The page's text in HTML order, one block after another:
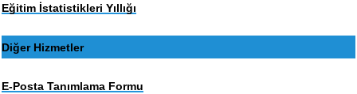
Eğitim İstatistikleri Yıllığı
Diğer Hizmetler
E-Posta Tanımlama Formu